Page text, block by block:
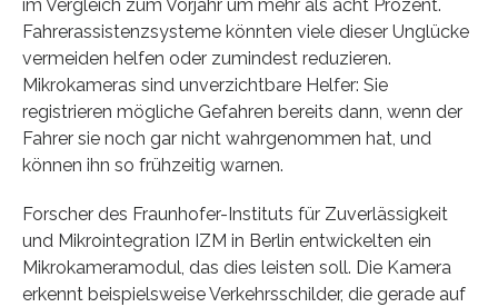
im Vergleich zum Vorjahr um mehr als acht Prozent.
Fahrerassistenzsysteme könnten viele dieser Unglücke
vermeiden helfen oder zumindest reduzieren.
Mikrokameras sind unverzichtbare Helfer: Sie
registrieren mögliche Gefahren bereits dann, wenn der
Fahrer sie noch gar nicht wahrgenommen hat, und
können ihn so frühzeitig warnen.
Forscher des Fraunhofer-Instituts für Zuverlässigkeit
und Mikrointegration IZM in Berlin entwickelten ein
Mikrokameramodul, das dies leisten soll. Die Kamera
erkennt beispielsweise Verkehrsschilder, die gerade auf